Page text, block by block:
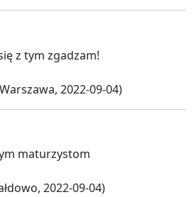
z tym zgadzam!
2022-09-04)
maturzystom
2022-09-04)